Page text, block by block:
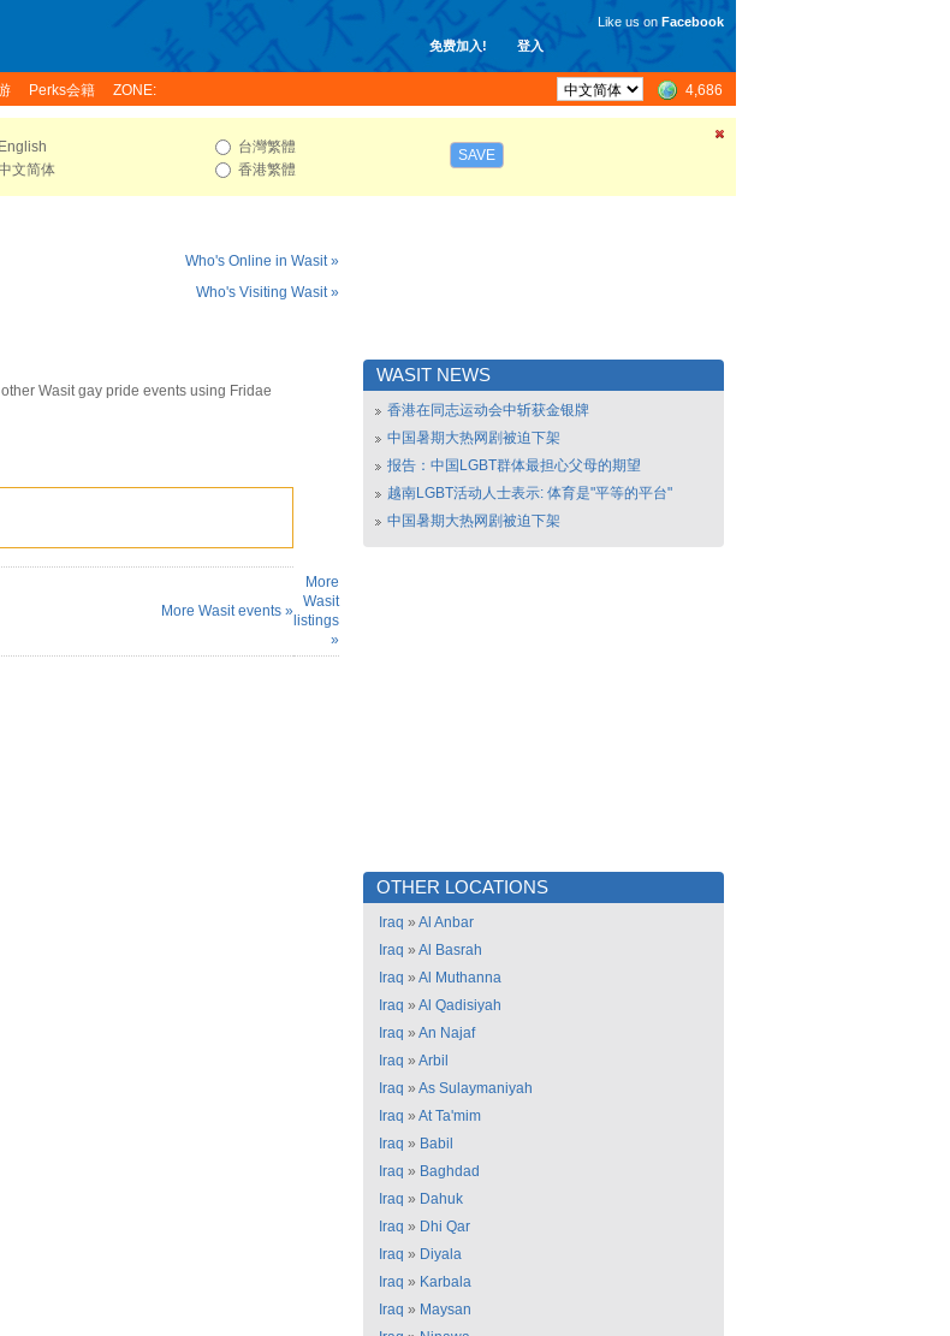
免费加入! 登入
Like us on Facebook
Perks会籍 ZONE: 4,686
English
文简体
台灣繁體
香港繁體
SAVE
Who's Online in Wasit »
Who's Visiting Wasit »
Wasit gay pride events using Fridae
More Wasit events »
More
Wasit
listings
»
WASIT NEWS
香港在同志运动会中斩获金银牌
中国暑期大热网剧被迫下架
报告：中国LGBT群体最担心父母的期望
越南LGBT活动人士表示: 体育是"平等的平台"
中国暑期大热网剧被迫下架
OTHER LOCATIONS
Iraq » Al Anbar
Iraq » Al Basrah
Iraq » Al Muthanna
Iraq » Al Qadisiyah
Iraq » An Najaf
Iraq » Arbil
Iraq » As Sulaymaniyah
Iraq » At Ta'mim
Iraq » Babil
Iraq » Baghdad
Iraq » Dahuk
Iraq » Dhi Qar
Iraq » Diyala
Iraq » Karbala
Iraq » Maysan